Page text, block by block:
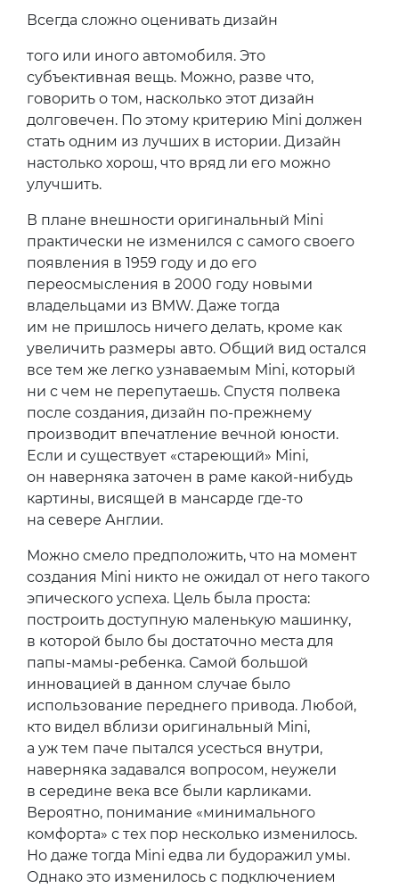
Всегда сложно оценивать дизайн
того или иного автомобиля. Это
субъективная вещь. Можно, разве что,
говорить о том, насколько этот дизайн
долговечен. По этому критерию Mini должен
стать одним из лучших в истории. Дизайн
настолько хорош, что вряд ли его можно
улучшить.
В плане внешности оригинальный Mini
практически не изменился с самого своего
появления в 1959 году и до его
переосмысления в 2000 году новыми
владельцами из BMW. Даже тогда
им не пришлось ничего делать, кроме как
увеличить размеры авто. Общий вид остался
все тем же легко узнаваемым Mini, который
ни с чем не перепутаешь. Спустя полвека
после создания, дизайн по-прежнему
производит впечатление вечной юности.
Если и существует «стареющий» Mini,
он наверняка заточен в раме какой-нибудь
картины, висящей в мансарде где-то
на севере Англии.
Можно смело предположить, что на момент
создания Mini никто не ожидал от него такого
эпического успеха. Цель была проста:
построить доступную маленькую машинку,
в которой было бы достаточно места для
папы-мамы-ребенка. Самой большой
инновацией в данном случае было
использование переднего привода. Любой,
кто видел вблизи оригинальный Mini,
а уж тем паче пытался усесться внутри,
наверняка задавался вопросом, неужели
в середине века все были карликами.
Вероятно, понимание «минимального
комфорта» с тех пор несколько изменилось.
Но даже тогда Mini едва ли будоражил умы.
Однако это изменилось с подключением